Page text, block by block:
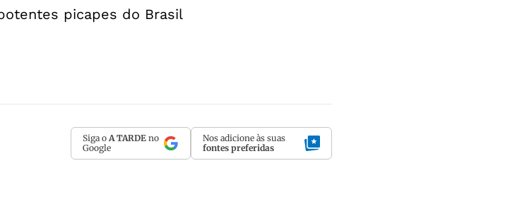
picapes do Brasil
Siga o A TARDE no
Google
Nos adicione às suas
fontes preferidas